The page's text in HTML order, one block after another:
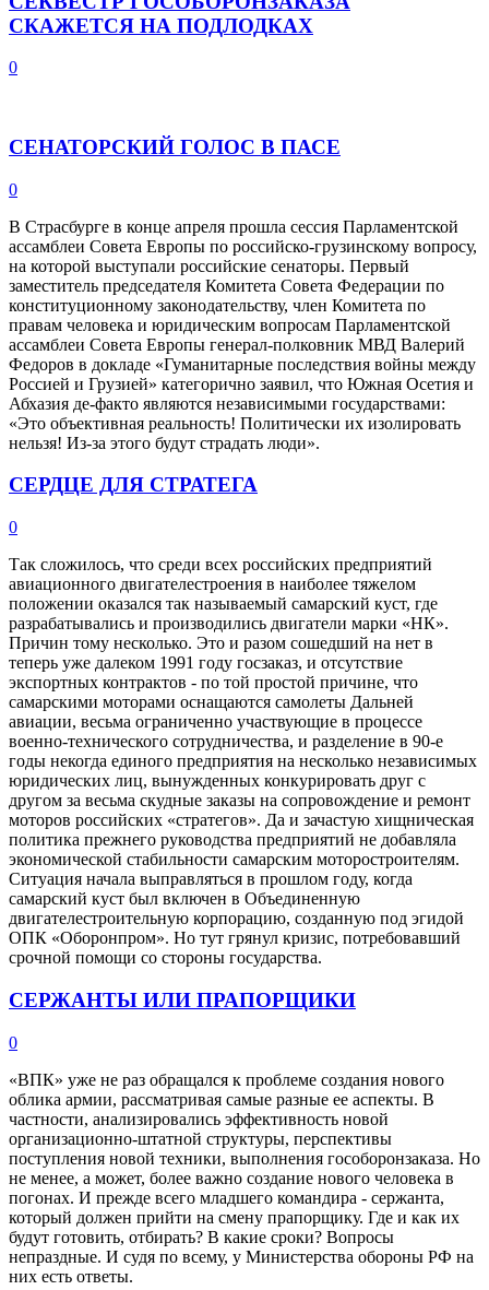
СКАЖЕТСЯ НА ПОДЛОДКАХ
0
СЕНАТОРСКИЙ ГОЛОС В ПАСЕ
0
В Страсбурге в конце апреля прошла сессия Парламентской
ассамблеи Cовета Европы по российско-грузинскому вопросу,
на которой выступали российские сенаторы. Первый
заместитель председателя Комитета Совета Федерации по
конституционному законодательству, член Комитета по
правам человека и юридическим вопросам Парламентской
ассамблеи Совета Европы генерал-полковник МВД Валерий
Федоров в докладе «Гуманитарные последствия войны между
Россией и Грузией» категорично заявил, что Южная Осетия и
Абхазия де-факто являются независимыми государствами:
«Это объективная реальность! Политически их изолировать
нельзя! Из-за этого будут страдать люди».
СЕРДЦЕ ДЛЯ СТРАТЕГА
0
Так сложилось, что среди всех российских предприятий
авиационного двигателестроения в наиболее тяжелом
положении оказался так называемый самарский куст, где
разрабатывались и производились двигатели марки «НК».
Причин тому несколько. Это и разом сошедший на нет в
теперь уже далеком 1991 году госзаказ, и отсутствие
экспортных контрактов - по той простой причине, что
самарскими моторами оснащаются самолеты Дальней
авиации, весьма ограниченно участвующие в процессе
военно-технического сотрудничества, и разделение в 90-е
годы некогда единого предприятия на несколько независимых
юридических лиц, вынужденных конкурировать друг с
другом за весьма скудные заказы на сопровождение и ремонт
моторов российских «стратегов». Да и зачастую хищническая
политика прежнего руководства предприятий не добавляла
экономической стабильности самарским моторостроителям.
Ситуация начала выправляться в прошлом году, когда
самарский куст был включен в Объединенную
двигателестроительную корпорацию, созданную под эгидой
ОПК «Оборонпром». Но тут грянул кризис, потребовавший
срочной помощи со стороны государства.
СЕРЖАНТЫ ИЛИ ПРАПОРЩИКИ
0
«ВПК» уже не раз обращался к проблеме создания нового
облика армии, рассматривая самые разные ее аспекты. В
частности, анализировались эффективность новой
организационно-штатной структуры, перспективы
поступления новой техники, выполнения гособоронзаказа. Но
не менее, а может, более важно создание нового человека в
погонах. И прежде всего младшего командира - сержанта,
который должен прийти на смену прапорщику. Где и как их
будут готовить, отбирать? В какие сроки? Вопросы
непраздные. И судя по всему, у Министерства обороны РФ на
них есть ответы.